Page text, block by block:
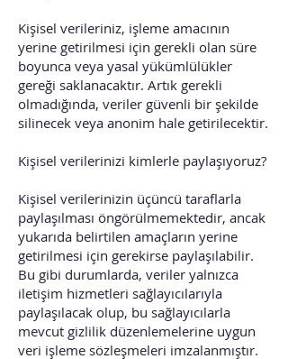
Kişisel verileriniz, işleme amacının
yerine getirilmesi için gerekli olan süre
boyunca veya yasal yükümlülükler
gereği saklanacaktır. Artık gerekli
olmadığında, veriler güvenli bir şekilde
silinecek veya anonim hale getirilecektir.
Kişisel verilerinizi kimlerle paylaşıyoruz?
Kişisel verilerinizin üçüncü taraflarla
paylaşılması öngörülmemektedir, ancak
yukarıda belirtilen amaçların yerine
getirilmesi için gerekirse paylaşılabilir.
Bu gibi durumlarda, veriler yalnızca
iletişim hizmetleri sağlayıcılarıyla
paylaşılacak olup, bu sağlayıcılarla
mevcut gizlilik düzenlemelerine uygun
veri işleme sözleşmeleri imzalanmıştır.